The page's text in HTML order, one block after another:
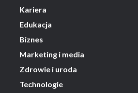
Kariera
Edukacja
Biznes
Marketing i media
Zdrowie i uroda
Technologie